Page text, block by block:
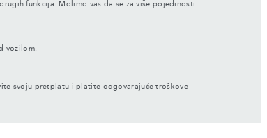
funkcija. Molimo vas da se za više pojedinosti
vozilom.
svoju pretplatu i platite odgovarajuće troškove